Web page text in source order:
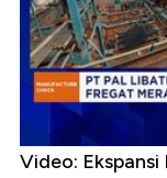
Video: Ekspansi